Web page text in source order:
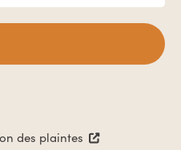
des plaintes